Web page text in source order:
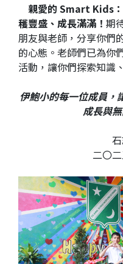
親愛的 Smart Kids
穫豐盛、成長滿滿！ 期
朋友與老師，分享你們
的心態。老師們已為你
活動，讓你們探索知識
伊鮑小的每一位成員，
成長與
二〇